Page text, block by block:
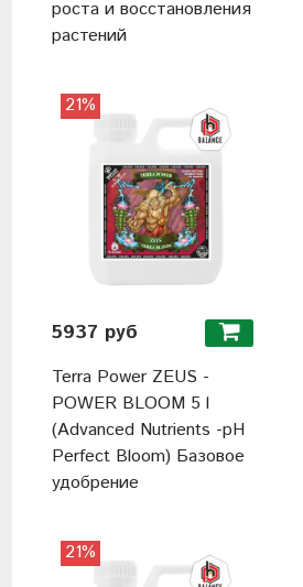
роста и восстановления
растений
21%
5937 руб
Terra Power ZEUS -
POWER BLOOM 5 l
(Advanced Nutrients -pH
Perfect Bloom) Базовое
удобрение
21%